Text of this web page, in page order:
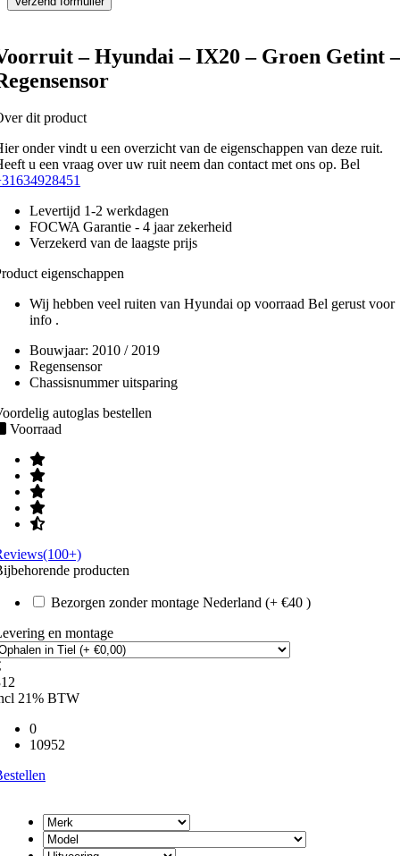
– Hyundai – IX20 – Groen Getint –
dit product
onder vindt u een overzicht van de eigenschappen van deze ruit.
u een vraag over uw ruit neem dan contact met ons op. Bel
Levertijd 1-2 werkdagen
FOCWA Garantie - 4 jaar zekerheid
Verzekerd van de laagste prijs
eigenschappen
Wij hebben veel ruiten van Hyundai op voorraad Bel gerust voor
info .
Bouwjaar: 2010 / 2019
Regensensor
Chassisnummer uitsparing
autoglas bestellen
Voorraad
producten
Bezorgen zonder montage Nederland (+ €40 )
en montage
21% BTW
0
10952